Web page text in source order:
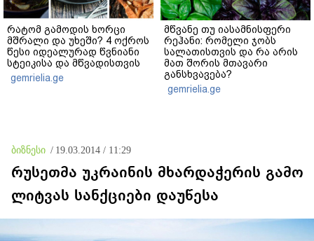
რატომ გამოდის ხორცი
მშრალი და უხეში? 4 ოქროს
წესი იდეალურად წვნიანი
სტეიკისა და მწვადისთვის
gemrielia.ge
მწვანე თუ იასამნისფერი
რეჰანი: რომელი ჯობს
სალათისთვის და რა არის
მათ შორის მთავარი
განსხვავება?
gemrielia.ge
ბიზნესი / 19.03.2014 / 11:29
რუსეთმა უკრაინის მხარდაჭერის გამო
ლიტვას სანქციები დაუწესა